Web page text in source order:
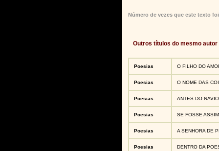
Número de vezes que este texto
Outros títulos do mesmo autor
Poesias O FILHO DO
Poesias O NOME DAS
Poesias ANTES DO
Poesias SE FOSSE ASSIM
Poesias A SENHORA DE
Poesias DENTRO DA